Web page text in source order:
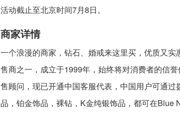
活动截止至北京时间7月8日。
商家详情
一个浪漫的商家，钻石、婚戒来这里买，优质又
售商之一，成立于1999年，始终将对消费者的信
售顾问，现已开通中国客服代表，中国用户可通
品，铂金饰品，裸钻，K金纯银饰品，都可在Blue